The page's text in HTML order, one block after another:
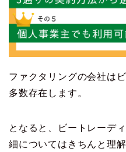
ファクタリングの会社は
多数存在します。
となると、ビートレーデ
細についてはきちんと理